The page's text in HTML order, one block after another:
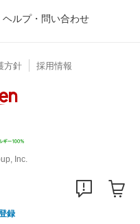
ヘルプ・問い合わせ
方針 採用情報
Inc.
録